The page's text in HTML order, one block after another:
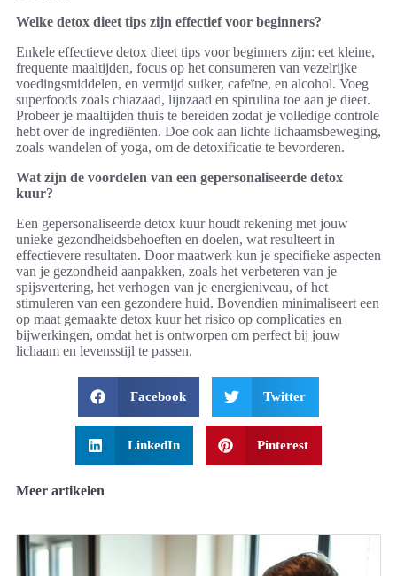
Welke detox dieet tips zijn effectief voor beginners?
Enkele effectieve detox dieet tips voor beginners zijn: eet kleine,
frequente maaltijden, focus op het consumeren van vezelrijke
voedingsmiddelen, en vermijd suiker, cafeïne, en alcohol. Voeg
superfoods zoals chiazaad, lijnzaad en spirulina toe aan je dieet.
Probeer je maaltijden thuis te bereiden zodat je volledige controle
hebt over de ingrediënten. Doe ook aan lichte lichaamsbeweging,
zoals wandelen of yoga, om de detoxificatie te bevorderen.
Wat zijn de voordelen van een gepersonaliseerde detox
kuur?
Een gepersonaliseerde detox kuur houdt rekening met jouw
unieke gezondheidsbehoeften en doelen, wat resulteert in
effectievere resultaten. Door maatwerk kun je specifieke aspecten
van je gezondheid aanpakken, zoals het verbeteren van je
spijsvertering, het verhogen van je energieniveau, of het
stimuleren van een gezondere huid. Bovendien minimaliseert een
op maat gemaakte detox kuur het risico op complicaties en
bijwerkingen, omdat het is ontworpen om perfect bij jouw
lichaam en levensstijl te passen.
Facebook Twitter
LinkedIn Pinterest
Meer artikelen